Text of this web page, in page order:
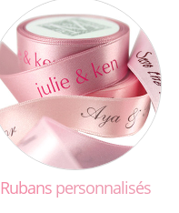
Rubans personnalisés